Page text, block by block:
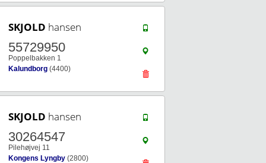
SKJOLD hansen
55729950
Poppelbakken 1
Kalundborg (4400)
SKJOLD hansen
30264547
Pilehøjvej 11
Kongens Lyngby (2800)